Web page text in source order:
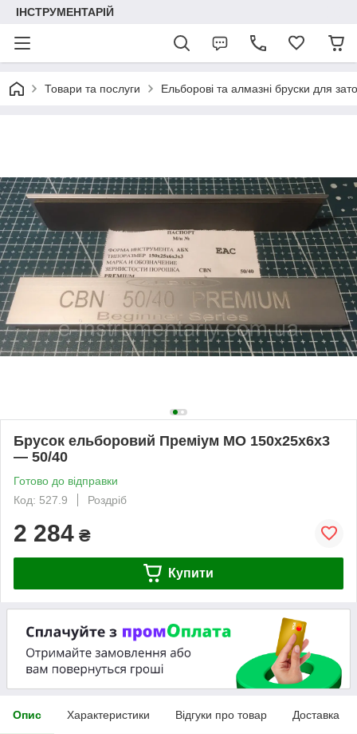
ІНСТРУМЕНТАРІЙ
Товари та послуги Ельборові та алмазні бруски для
Брусок ельборовий Преміум МО 150х25х6х3
— 50/40
Готово до відправки
Код: 527.9
Роздріб
2 284 ₴
Купити
Опис Характеристики Відгуки про товар Доставка